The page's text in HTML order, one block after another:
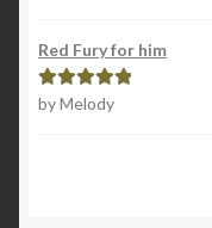
Red Fury for him
Rated5out
by Melody